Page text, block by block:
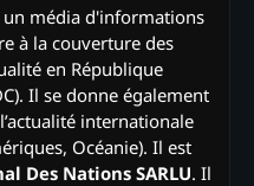
média d'informations
à la couverture des
en République
Il se donne également
internationale
Océanie). Il est
Des Nations SARLU. Il